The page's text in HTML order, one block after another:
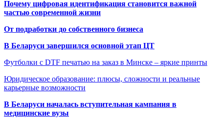
Почему цифровая идентификация становится важной
частью современной жизни
От подработки до собственного бизнеса
В Беларуси завершился основной этап ЦТ
Футболки с DTF печатью на заказ в Минске – яркие принты
Юридическое образование: плюсы, сложности и реальные
карьерные возможности
В Беларуси началась вступительная кампания в
медицинские вузы